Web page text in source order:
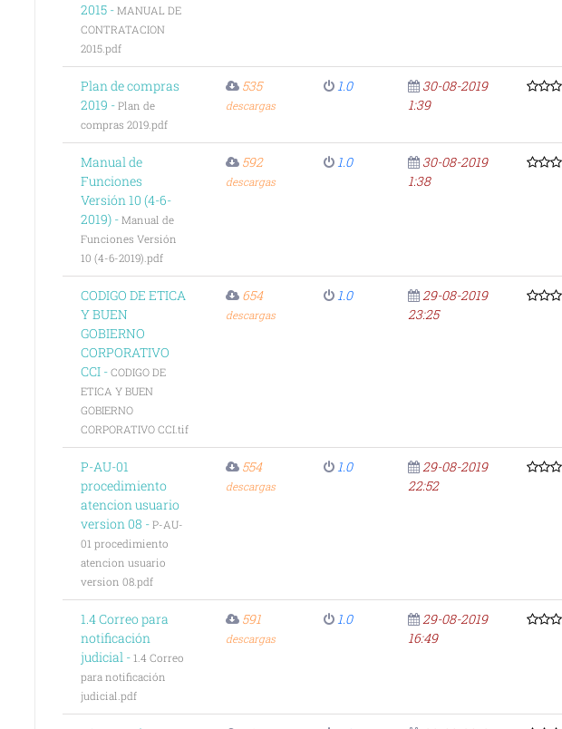
2015 - MANUAL DE
CONTRATACION
2015.pdf
Plan de compras
2019 - Plan de
compras 2019.pdf
535
descargas
1.0
30-08-2019
1:39
Manual de
Funciones
Versión 10 (4-6-
2019) - Manual de
Funciones Versión
10 (4-6-2019).pdf
592
descargas
1.0
30-08-2019
1:38
CODIGO DE ETICA
Y BUEN
GOBIERNO
CORPORATIVO
CCI - CODIGO DE
ETICA Y BUEN
GOBIERNO
CORPORATIVO CCI.tif
654
descargas
1.0
29-08-2019
23:25
P-AU-01
procedimiento
atencion usuario
version 08 - P-AU-
01 procedimiento
atencion usuario
version 08.pdf
554
descargas
1.0
29-08-2019
22:52
1.4 Correo para
notificación
judicial - 1.4 Correo
para notificación
judicial.pdf
591
descargas
1.0
29-08-2019
16:49